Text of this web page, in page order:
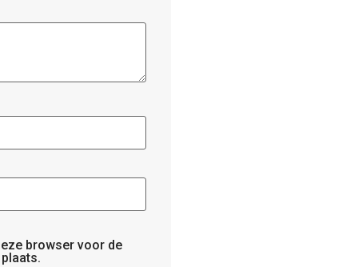
browser voor de